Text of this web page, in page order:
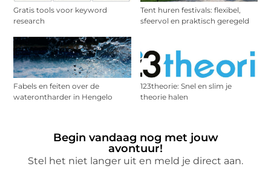
Gratis tools voor keyword
research
Tent huren festivals: flexibel,
sfeervol en praktisch geregeld
Fabels en feiten over de
waterontharder in Hengelo
123theorie: Snel en slim je
theorie halen
Begin vandaag nog met jouw
avontuur!
Stel het niet langer uit en meld je direct aan.